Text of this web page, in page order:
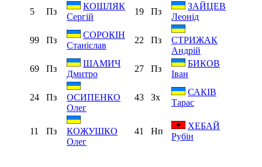
5
Пз
КОШЛЯК
Сергій
19 Пз
ЗАЙЦЕВ
Леонід
99 Пз
СОРОКІН
Станіслав
22 Пз
СТРИЖАК
Андрій
69
Пз
ШАМИЧ
Дмитро
27 Пз
БИКОВ
Іван
24 Пз
ОСИПЕНКО
Олег
43 Зх
САКІВ
Тарас
11 Пз
КОЖУШКО
Олег
41 Нп
ХЕБАЙ
Рубін